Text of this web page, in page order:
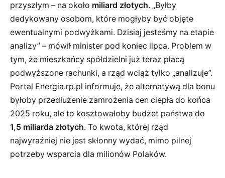
przyszłym – na około miliard złotych. „Byłby
dedykowany osobom, które mogłyby być objęte
ewentualnymi podwyżkami. Dzisiaj jesteśmy na etapie
analizy” – mówił minister pod koniec lipca. Problem w
tym, że mieszkańcy spółdzielni już teraz płacą
podwyższone rachunki, a rząd wciąż tylko „analizuje”.
Portal Energia.rp.pl informuje, że alternatywą dla bonu
byłoby przedłużenie zamrożenia cen ciepła do końca
2025 roku, ale to kosztowałoby budżet państwa do
1,5 miliarda złotych. To kwota, której rząd
najwyraźniej nie jest skłonny wydać, mimo pilnej
potrzeby wsparcia dla milionów Polaków.